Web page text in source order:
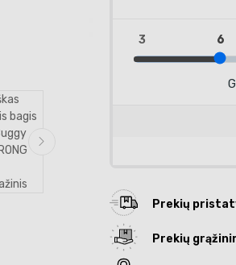
Prekių
Prekių